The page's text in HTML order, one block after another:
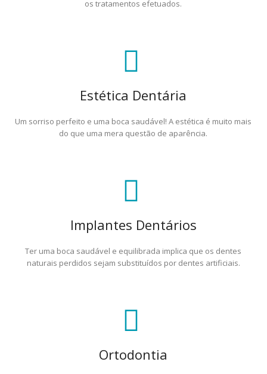
os tratamentos efetuados.
Estética Dentária
Um sorriso perfeito e uma boca saudável! A estética é muito mais
do que uma mera questão de aparência.
Implantes Dentários
Ter uma boca saudável e equilibrada implica que os dentes
naturais perdidos sejam substituídos por dentes artificiais.
Ortodontia